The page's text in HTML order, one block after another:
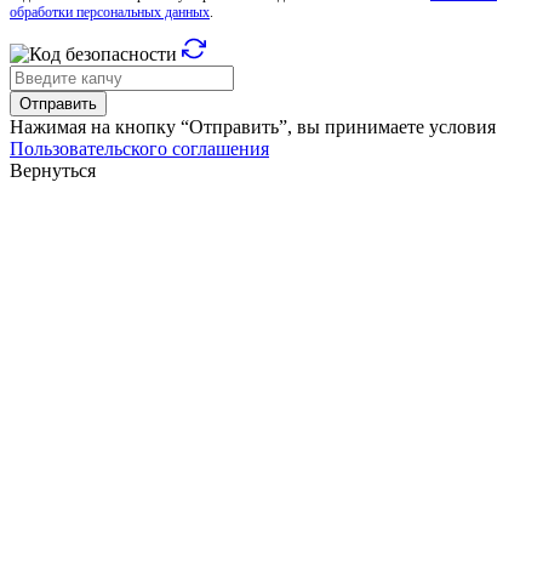
обработки персональных данных
Отправить
Нажимая на кнопку “Отправить”, вы принимаете условия
Пользовательского соглашения
Вернуться